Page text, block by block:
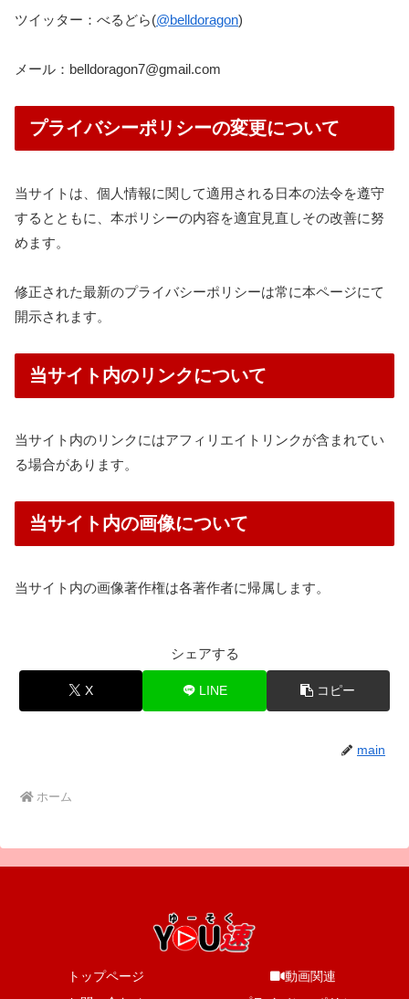
ツイッター：べるどら(@belldoragon)
メール：belldoragon7@gmail.com
プライバシーポリシーの変更について
当サイトは、個人情報に関して適用される日本の法令を遵守
するとともに、本ポリシーの内容を適宜見直しその改善に努
めます。
修正された最新のプライバシーポリシーは常に本ページにて
開示されます。
当サイト内のリンクについて
当サイト内のリンクにはアフィリエイトリンクが含まれてい
る場合があります。
当サイト内の画像について
当サイト内の画像著作権は各著作者に帰属します。
シェアする
X LINE コピー
main
ホーム
トップページ
動画関連